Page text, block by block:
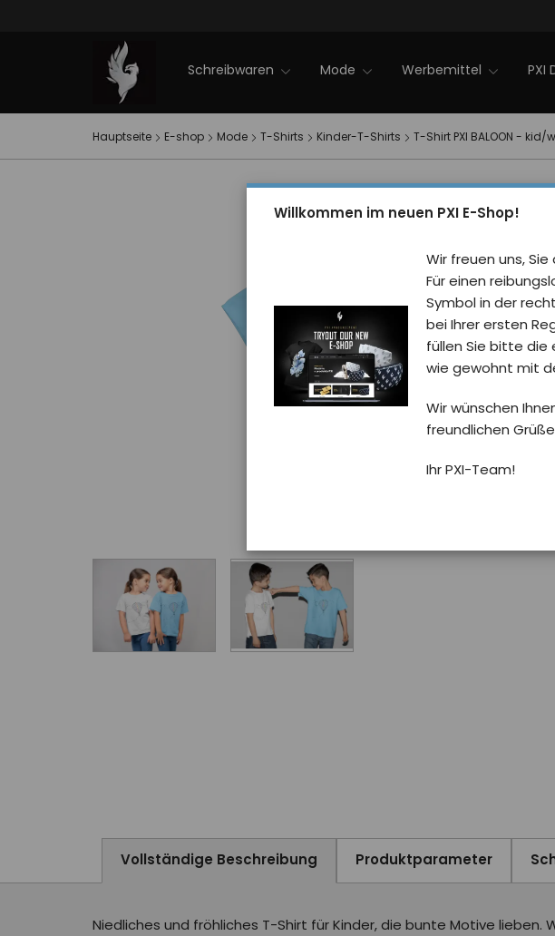
Willkommen im neuen PXI E-Shop!
Wir freuen uns,
Für einen
Symbol in der
bei Ihrer ersten
füllen Sie bitte die
wie gewohnt mit
Wir wünschen
freundlichen
Ihr PXI-Team!
Schreibwaren Mode Werbemittel PXI
Firmenveranstaltungen
NEWS 2025
Sale
PXI-Winterkollektion
EVENT PXI
Kontakt
Hauptseite E-shop Mode T-Shirts Kinder-T-Shirts T-Shirt PXI BALOON - kid/
Vollständige Beschreibung Produktparameter
Niedliches und fröhliches T-Shirt für Kinder, die bunte Motive